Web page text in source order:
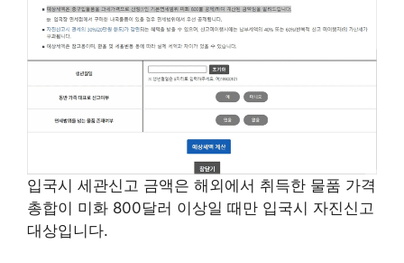
입국시 세관신고 금액은 해외에서 취득한 물품 가격
총합이 미화 800달러 이상일 때만 입국시 자진신고
대상입니다.